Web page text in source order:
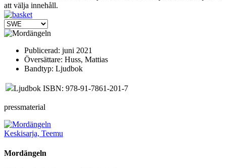
efter:
att välja innehåll.
Publicerad: juni 2021
Översättare: Huss, Mattias
Bandtyp: Ljudbok
Ljudbok ISBN: 978-91-7861-201-7
pressmaterial
Keskisarja, Teemu
Mordängeln